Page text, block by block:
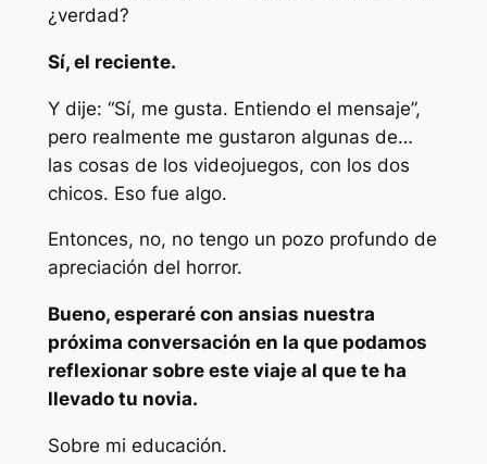
¿verdad?
Sí, el reciente.
Y dije: “Sí, me gusta. Entiendo el mensaje”,
pero realmente me gustaron algunas de…
las cosas de los videojuegos, con los dos
chicos. Eso fue algo.
Entonces, no, no tengo un pozo profundo de
apreciación del horror.
Bueno, esperaré con ansias nuestra
próxima conversación en la que podamos
reflexionar sobre este viaje al que te ha
llevado tu novia.
Sobre mi educación.